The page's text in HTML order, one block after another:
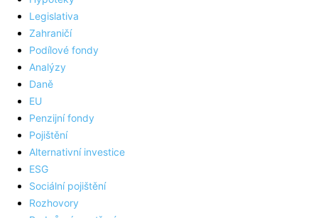
Legislativa
Zahraničí
Podílové fondy
Analýzy
Daně
EU
Penzijní fondy
Pojištění
Alternativní investice
ESG
Sociální pojištění
Rozhovory